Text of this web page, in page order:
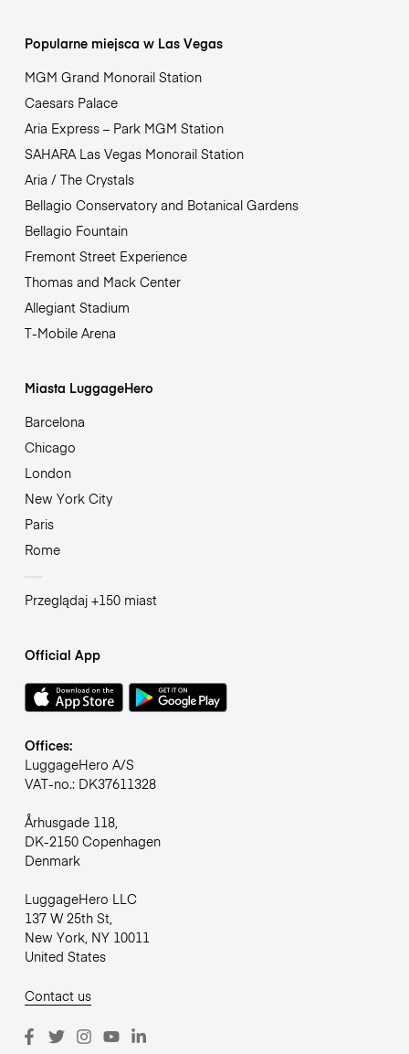
Popularne miejsca w Las Vegas
MGM Grand Monorail Station
Caesars Palace
Aria Express – Park MGM Station
SAHARA Las Vegas Monorail Station
Aria / The Crystals
Bellagio Conservatory and Botanical Gardens
Bellagio Fountain
Fremont Street Experience
Thomas and Mack Center
Allegiant Stadium
T-Mobile Arena
Miasta LuggageHero
Barcelona
Chicago
London
New York City
Paris
Rome
Przeglądaj +150 miast
Official App
Offices:
LuggageHero A/S
VAT-no.: DK37611328
Århusgade 118,
DK-2150 Copenhagen
Denmark
LuggageHero LLC
137 W 25th St,
New York, NY 10011
United States
Contact us